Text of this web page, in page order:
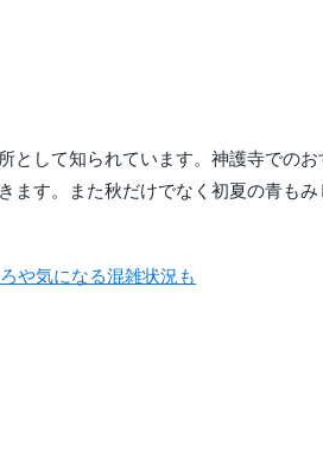
として知られています。神護寺での
ます。また秋だけでなく初夏の青もみ
や気になる混雑状況も